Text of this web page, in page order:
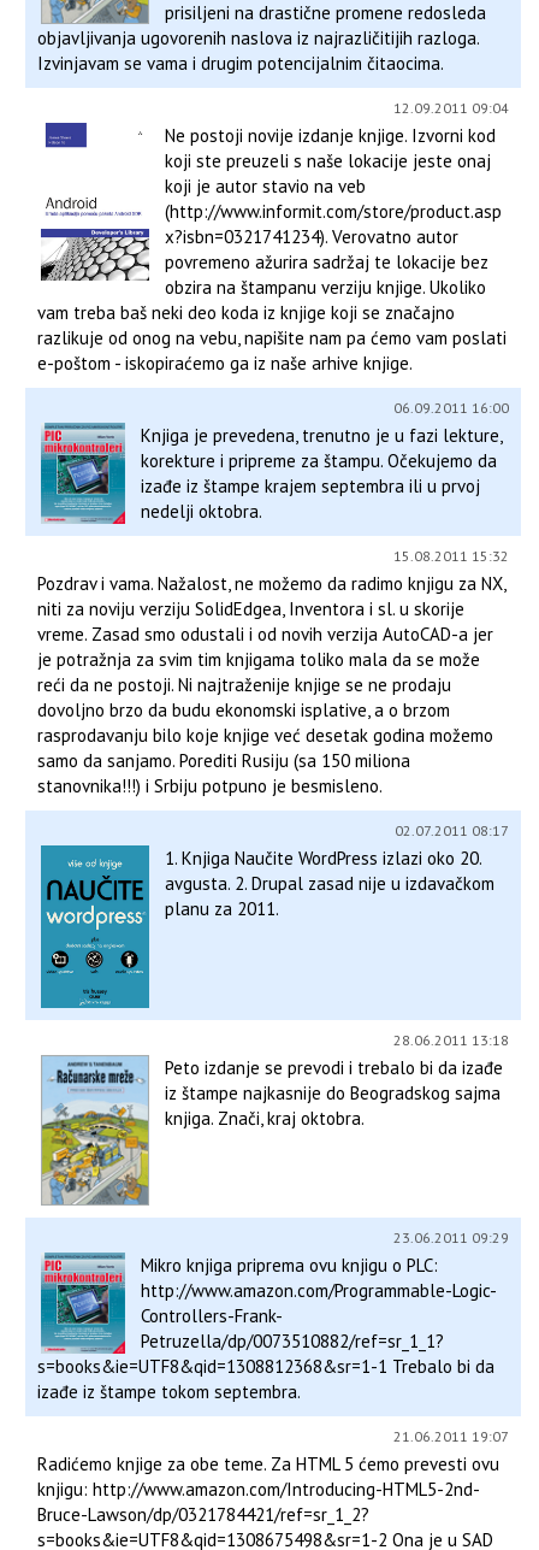
prisiljeni na drastične promene redosleda
objavljivanja ugovorenih naslova iz najrazličitijih razloga.
Izvinjavam se vama i drugim potencijalnim čitaocima.
12.09.2011 09:04
Ne postoji novije izdanje knjige. Izvorni kod
koji ste preuzeli s naše lokacije jeste onaj
koji je autor stavio na veb
(http://www.informit.com/store/product.asp
x?isbn=0321741234). Verovatno autor
povremeno ažurira sadržaj te lokacije bez
obzira na štampanu verziju knjige. Ukoliko
vam treba baš neki deo koda iz knjige koji se značajno
razlikuje od onog na vebu, napišite nam pa ćemo vam poslati
e-poštom - iskopiraćemo ga iz naše arhive knjige.
06.09.2011 16:00
Knjiga je prevedena, trenutno je u fazi lekture,
korekture i pripreme za štampu. Očekujemo da
izađe iz štampe krajem septembra ili u prvoj
nedelji oktobra.
15.08.2011 15:32
Pozdrav i vama. Nažalost, ne možemo da radimo knjigu za NX,
niti za noviju verziju SolidEdgea, Inventora i sl. u skorije
vreme. Zasad smo odustali i od novih verzija AutoCAD-a jer
je potražnja za svim tim knjigama toliko mala da se može
reći da ne postoji. Ni najtraženije knjige se ne prodaju
dovoljno brzo da budu ekonomski isplative, a o brzom
rasprodavanju bilo koje knjige već desetak godina možemo
samo da sanjamo. Porediti Rusiju (sa 150 miliona
stanovnika!!!) i Srbiju potpuno je besmisleno.
02.07.2011 08:17
1. Knjiga Naučite WordPress izlazi oko 20.
avgusta. 2. Drupal zasad nije u izdavačkom
planu za 2011.
28.06.2011 13:18
Peto izdanje se prevodi i trebalo bi da izađe
iz štampe najkasnije do Beogradskog sajma
knjiga. Znači, kraj oktobra.
23.06.2011 09:29
Mikro knjiga priprema ovu knjigu o PLC:
http://www.amazon.com/Programmable-Logic-
Controllers-Frank-
Petruzella/dp/0073510882/ref=sr_1_1?
s=books&ie=UTF8&qid=1308812368&sr=1-1 Trebalo bi da
izađe iz štampe tokom septembra.
21.06.2011 19:07
Radićemo knjige za obe teme. Za HTML 5 ćemo prevesti ovu
knjigu: http://www.amazon.com/Introducing-HTML5-2nd-
Bruce-Lawson/dp/0321784421/ref=sr_1_2?
s=books&ie=UTF8&qid=1308675498&sr=1-2 Ona je u SAD